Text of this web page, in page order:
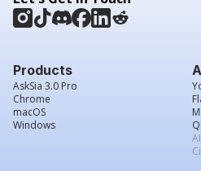
Products
AskSia 3.0 Pro
Chrome
macOS
Windows